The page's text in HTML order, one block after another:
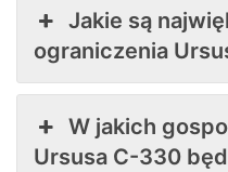
Jakie są
ograniczenia
W jakich
Ursusa C-330